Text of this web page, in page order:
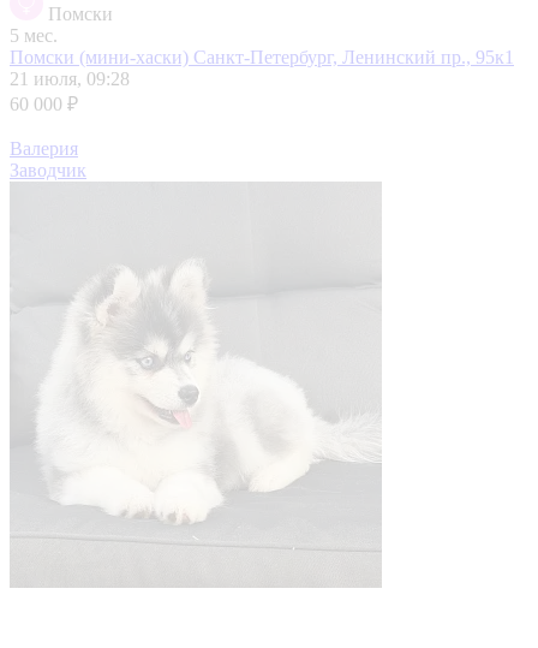
Помски
5 мес.
Помски (мини-хаски) Санкт-Петербург, Ленинский пр., 95к1
21 июля, 09:28
60 000 ₽
Валерия
Заводчик